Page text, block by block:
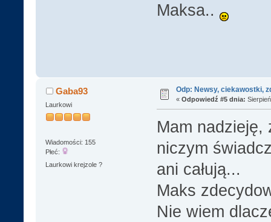
Maksa..
Gaba93
Laurkowi
Wiadomości: 155
Płeć:
Laurkowi krejzole ?
Odp: Newsy, ciekawostki,
«Odpowiedź #5 dnia:
Mam nadzieję,
niczym
ani całują...
Maks
Nie wiem